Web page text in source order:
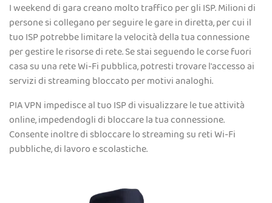
I weekend di gara creano molto traffico per gli ISP. Milioni di
persone si collegano per seguire le gare in diretta, per cui il
tuo ISP potrebbe limitare la velocità della tua connessione
per gestire le risorse di rete. Se stai seguendo le corse fuori
casa su una rete Wi-Fi pubblica, potresti trovare l'accesso ai
servizi di streaming bloccato per motivi analoghi.
PIA VPN impedisce al tuo ISP di visualizzare le tue attività
online, impedendogli di bloccare la tua connessione.
Consente inoltre di sbloccare lo streaming su reti Wi-Fi
pubbliche, di lavoro e scolastiche.